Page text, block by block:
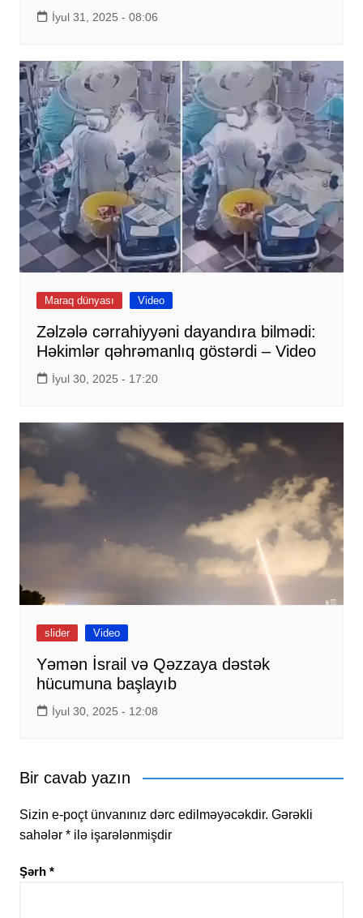
İyul 31, 2025 - 08:06
Maraq dünyası Video
Zəlzələ cərrahiyyəni dayandıra bilmədi:
Həkimlər qəhrəmanlıq göstərdi – Video
İyul 30, 2025 - 17:20
slider Video
Yəmən İsrail və Qəzzaya dəstək
hücumuna başlayıb
İyul 30, 2025 - 12:08
Bir cavab yazın
Sizin e-poçt ünvanınız dərc edilməyəcəkdir. Gərəkli
sahələr *ilə işarələnmişdir
Şərh *